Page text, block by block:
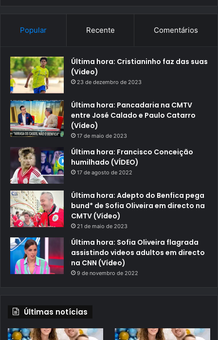
Popular Recente Comentários
Última hora: Cristianinho faz das suas
(Video)
23 de dezembro de 2023
Última hora: Pancadaria na CMTV
entre José Calado e Paulo Catarro
(Vídeo)
17 de maio de 2023
Última hora: Francisco Conceição
humilhado (VÍDEO)
17 de agosto de 2022
Última hora: Adepto do Benfica pega
bund* de Sofia Oliveira em directo na
CMTV (Vídeo)
21 de maio de 2023
Última hora: Sofia Oliveira flagrada
assistindo videos adultos em directo
na CNN (Vídeo)
9 de novembro de 2022
Últimas notícias